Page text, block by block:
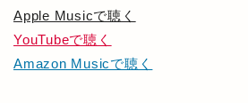
Apple Musicで聴く
YouTubeで聴く
Amazon Musicで聴く